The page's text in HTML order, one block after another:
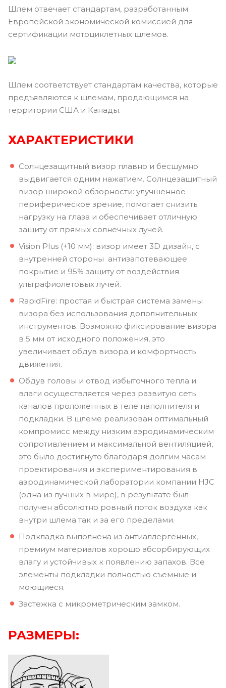
Шлем отвечает стандартам, разработанным
Европейской экономической комиссией для
сертификации мотоциклетных шлемов.
Шлем соответствует стандартам качества, которые
предъявляются к шлемам, продающимся на
территории США и Канады.
ХАРАКТЕРИСТИКИ
Солнцезащитный визор плавно и бесшумно
выдвигается одним нажатием. Солнцезащитный
визор широкой обзорности: улучшенное
периферическое зрение, помогает снизить
нагрузку на глаза и обеспечивает отличную
защиту от прямых солнечных лучей.
Vision Plus (+10 мм): визор имеет 3D дизайн, с
внутренней стороны антизапотевающее
покрытие и 95% защиту от воздействия
ультрафиолетовых лучей.
RapidFire: простая и быстрая система замены
визора без использования дополнительных
инструментов. Возможно фиксирование визора
в 5 мм от исходного положения, это
увеличивает обдув визора и комфортность
движения.
Обдув головы и отвод избыточного тепла и
влаги осуществляется через развитую сеть
каналов проложенных в теле наполнителя и
подкладки. В шлеме реализован оптимальный
компромисс между низким аэродинамическим
сопротивлением и максимальной вентиляцией,
это было достигнуто благодаря долгим часам
проектирования и экспериментирования в
аэродинамической лаборатории компании HJC
(одна из лучших в мире), в результате был
получен абсолютно ровный поток воздуха как
внутри шлема так и за его пределами.
Подкладка выполнена из антиаллергенных,
премиум материалов хорошо абсорбирующих
влагу и устойчивых к появлению запахов. Все
элементы подкладки полностью съемные и
моющиеся.
Застежка с микрометрическим замком.
РАЗМЕРЫ: